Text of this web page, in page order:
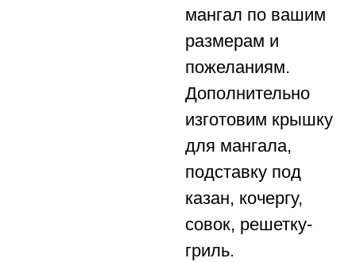
мангал по вашим
размерам и
пожеланиям.
Дополнительно
изготовим крышку
для мангала,
подставку под
казан, кочергу,
совок, решетку-
гриль.